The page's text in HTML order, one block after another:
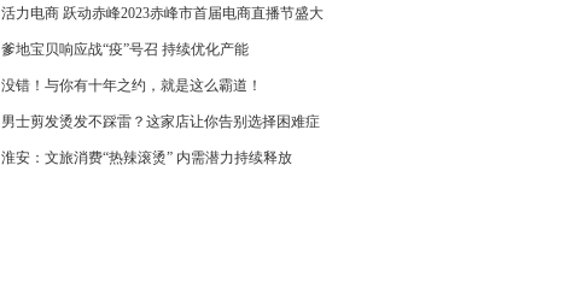
活力电商 跃动赤峰2023赤峰市首届电商直播节盛大
爹地宝贝响应战“疫”号召 持续优化产能
没错！与你有十年之约，就是这么霸道！
男士剪发烫发不踩雷？这家店让你告别选择困难症
淮安：文旅消费“热辣滚烫” 内需潜力持续释放